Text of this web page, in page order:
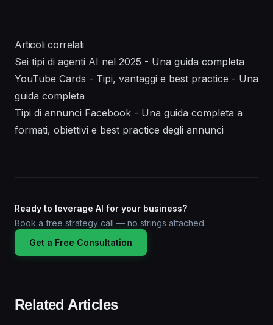
Articoli correlati
Sei tipi di agenti AI nel 2025 - Una guida completa
YouTube Cards - Tipi, vantaggi e best practice - Una
guida completa
Tipi di annunci Facebook - Una guida completa a
formati, obiettivi e best practice degli annunci
Ready to leverage AI for your business?
Book a free strategy call — no strings attached.
Get a Free Consultation
Related Articles